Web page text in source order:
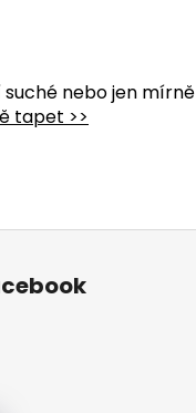
nebo jen mírně
tapet >>